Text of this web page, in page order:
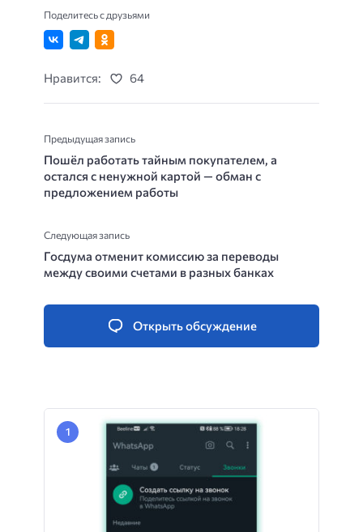
Поделитесь с друзьями
Нравится: 64
Предыдущая запись
Пошёл работать тайным покупателем, а
остался с ненужной картой — обман с
предложением работы
Следующая запись
Госдума отменит комиссию за переводы
между своими счетами в разных банках
Открыть обсуждение